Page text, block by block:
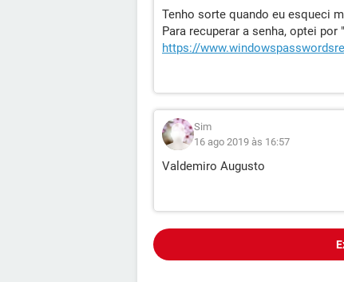
Tenho sorte quando eu esqueci
Para recuperar a senha, optei
https://
Sim
16 ago 2019 às 16:57
Valdemiro Augusto